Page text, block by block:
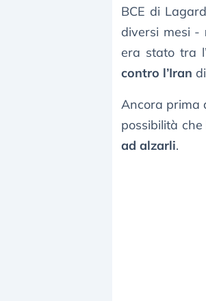
BCE di
diversi mesi -
era stato tra
contro l’Iran
Ancora prima
possibilità
ad alzarli.